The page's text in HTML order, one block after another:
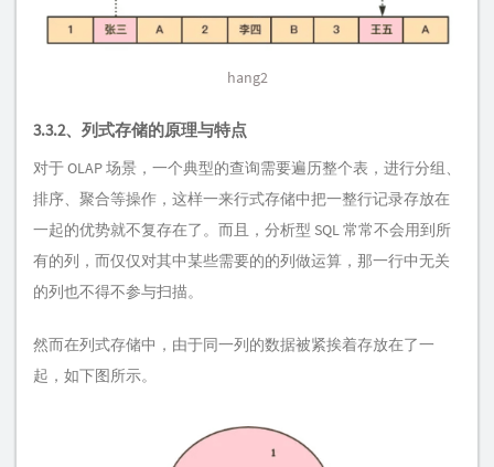
hang2
3.3.2、列式存储的原理与特点
对于 OLAP 场景，一个典型的查询需要遍历整个表，进行分组、
排序、聚合等操作，这样一来行式存储中把一整行记录存放在
一起的优势就不复存在了。而且，分析型 SQL 常常不会用到所
有的列，而仅仅对其中某些需要的的列做运算，那一行中无关
的列也不得不参与扫描。
然而在列式存储中，由于同一列的数据被紧挨着存放在了一
起，如下图所示。